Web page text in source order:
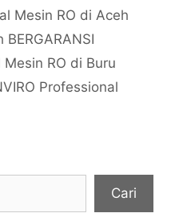
Mesin RO di Aceh
RO di Buru
Professional
Cari